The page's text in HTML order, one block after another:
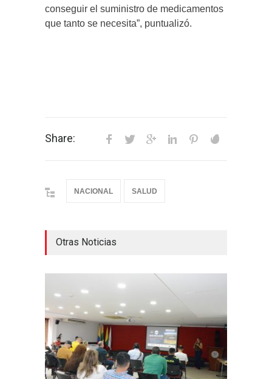
conseguir el suministro de medicamentos
que tanto se necesita”, puntualizó.
Share:
NACIONAL SALUD
Otras Noticias